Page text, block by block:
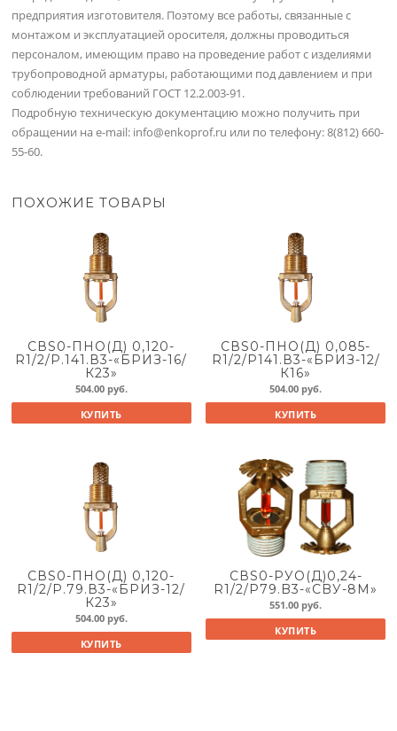
предприятия изготовителя. Поэтому все работы, связанные с
монтажом и эксплуатацией оросителя, должны проводиться
персоналом, имеющим право на проведение работ с изделиями
трубопроводной арматуры, работающими под давлением и при
соблюдении требований ГОСТ 12.2.003-91.
Подробную техническую документацию можно получить при
обращении на e-mail: info@enkoprof.ru или по телефону: 8(812) 660-
55-60.
ПОХОЖИЕ ТОВАРЫ
СВS0-ПНО(Д) 0,120-
R1/2/Р.141.В3-«БРИЗ-16/
К23»
504.00 руб.
КУПИТЬ
СВS0-ПНО(Д) 0,085-
R1/2/Р141.В3-«БРИЗ-12/
К16»
504.00 руб.
КУПИТЬ
СВS0-ПНО(Д) 0,120-
R1/2/Р.79.В3-«БРИЗ-12/
К23»
504.00 руб.
КУПИТЬ
СВS0-РУО(Д)0,24-
R1/2/P79.B3-«CBУ-8М»
551.00 руб.
КУПИТЬ